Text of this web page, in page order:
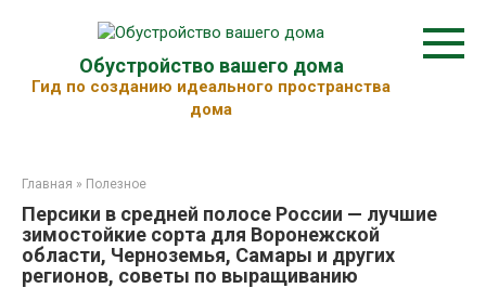
Обустройство вашего дома
Гид по созданию идеального пространства
дома
Главная » Полезное
Персики в средней полосе России — лучшие
зимостойкие сорта для Воронежской
области, Черноземья, Самары и других
регионов, советы по выращиванию